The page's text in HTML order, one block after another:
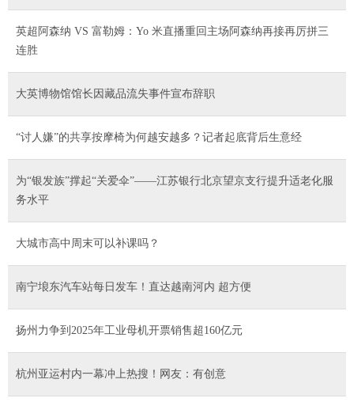
英超阿森纳 VS 富勒姆：Yo 米直播重回主场阿森纳再接再厉拼三
连胜
大英博物馆馆长因藏品流失事件宣布辞职
“讨人嫌”的共享按摩椅为何越安越多？记者起底背后生意经
为“银发族”撑起“关爱伞”——江苏银行北京望京支行提升适老化服
务水平
大城市高中周末可以补课吗？
南宁埌东汽车站每日发车！直达越南河内 超方便
扬州力争到2025年工业母机开票销售超160亿元
杭州亚运村内一幕冲上热搜！网友：有创意